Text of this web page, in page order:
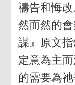
禱告和悔
然而然的
謀』原文
定意為主
的需要為